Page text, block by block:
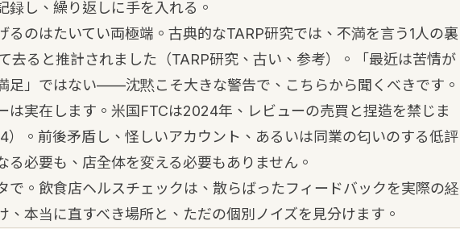
録し、繰り返しに手を入れる。
るのはたいてい両極端。古典的なTARP研究では、不満を言う1人の裏
去ると推計されました（TARP研究、古い、参考）。「最近は苦情が
足」ではない——沈黙こそ大きな警告で、こちらから聞くべきです。
は実在します。米国FTCは2024年、レビューの売買と捏造を禁じま
）。前後矛盾し、怪しいアカウント、あるいは同業の匂いのする低評
る必要も、店全体を変える必要もありません。
で。 飲食店ヘルスチェックは、散らばったフィードバックを実際の経
、本当に直すべき場所と、ただの個別ノイズを見分けます。